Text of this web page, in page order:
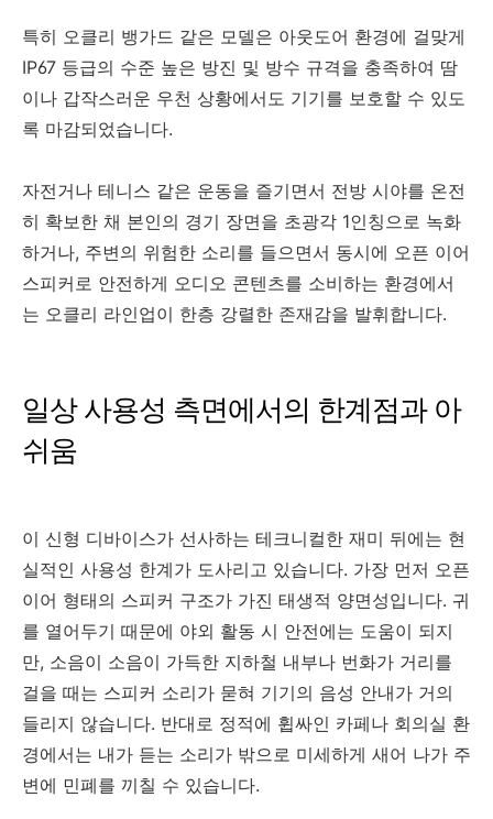
특히 오클리 뱅가드 같은 모델은 아웃도어 환경에 걸맞게
IP67 등급의 수준 높은 방진 및 방수 규격을 충족하여 땀
이나 갑작스러운 우천 상황에서도 기기를 보호할 수 있도
록 마감되었습니다.
자전거나 테니스 같은 운동을 즐기면서 전방 시야를 온전
히 확보한 채 본인의 경기 장면을 초광각 1인칭으로 녹화
하거나, 주변의 위험한 소리를 들으면서 동시에 오픈 이어
스피커로 안전하게 오디오 콘텐츠를 소비하는 환경에서
는 오클리 라인업이 한층 강렬한 존재감을 발휘합니다.
일상 사용성 측면에서의 한계점과 아
쉬움
이 신형 디바이스가 선사하는 테크니컬한 재미 뒤에는 현
실적인 사용성 한계가 도사리고 있습니다. 가장 먼저 오픈
이어 형태의 스피커 구조가 가진 태생적 양면성입니다. 귀
를 열어두기 때문에 야외 활동 시 안전에는 도움이 되지
만, 소음이 소음이 가득한 지하철 내부나 번화가 거리를
걸을 때는 스피커 소리가 묻혀 기기의 음성 안내가 거의
들리지 않습니다. 반대로 정적에 휩싸인 카페나 회의실 환
경에서는 내가 듣는 소리가 밖으로 미세하게 새어 나가 주
변에 민폐를 끼칠 수 있습니다.